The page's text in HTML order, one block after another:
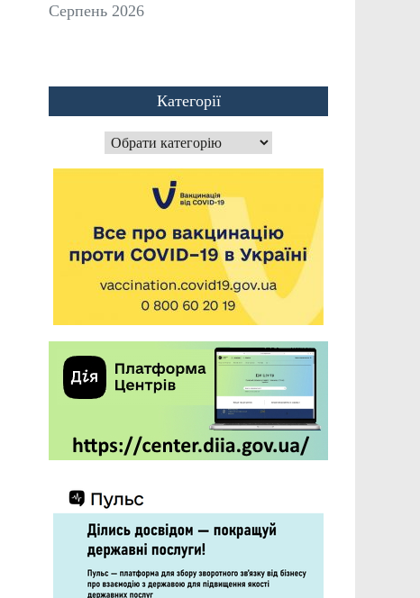
Серпень 2026
Категорії
Категорії